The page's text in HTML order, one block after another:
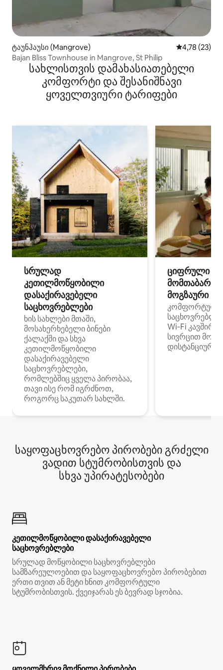
ტაუნჰაუსი (Mangrove) საშუალო
4,78 (23)
Bajan Bliss Townhouse in Mangrove, St Philip
სახლისთვის დამახასიათებელი
კომფორტი და შესანიშნავი
ყოველთვიური ტარიფები
სრულად
კეთილმოწყობილი
დასაქირავებელი
საცხოვრებლები
ხის სახლები მთაში,
მოსახერხებელი ბინები
ქალაქში და სხვა
კეთილმოწყობილი
დასაქირავებელი
საცხოვრებლები,
რომლებშიც ყველა პირობაა,
თავი ისე რომ იგრძნოთ,
როგორც საკუთარ სახლში.
ციფრული
მოგზაური
კომფორტული
Wi‑Fi
სივრცით
დისტანციური
საყოფაცხოვრებო პირობები გრძელი
ვადით სტუმრობისთვის და
სხვა უპირატესობები
კეთილმოწყობილი დასაქირავებელი
საცხოვრებლები
სრულად მოწყობილი საცხოვრებლები
სამზარეულოებით და საყოფაცხოვრებო პირობებით
ერთი თვით ან მეტი ხნით კომფორტული
სტუმრობისთვის. ქვეიჯარას ეს ბევრად სჯობია.